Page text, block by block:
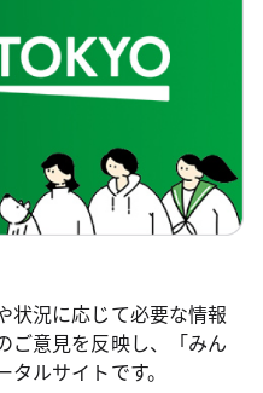
状況に応じて必要な情報
ご意見を反映し、「みん
ルサイトです。